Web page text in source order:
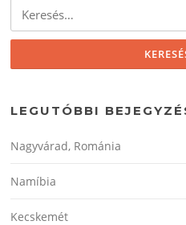
LEGUTÓBBI
Nagyvárad, Románia
Namíbia
Kecskemét